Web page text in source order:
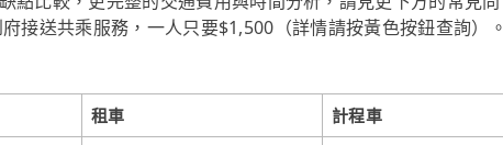
接送共乘服務，一人只要$1,500（詳情請按黃色按鈕查詢）。
租車
計程車